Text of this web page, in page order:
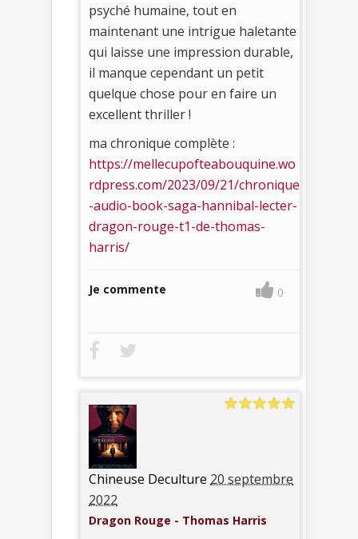
psyché humaine, tout en
maintenant une intrigue haletante
qui laisse une impression durable,
il manque cependant un petit
quelque chose pour en faire un
excellent thriller !
ma chronique complète :
https://mellecupofteabouquine.wo
rdpress.com/2023/09/21/chronique
-audio-book-saga-hannibal-lecter-
dragon-rouge-t1-de-thomas-
harris/
Je commente 0
Chineuse Deculture 20 septembre
2022
Dragon Rouge - Thomas Harris